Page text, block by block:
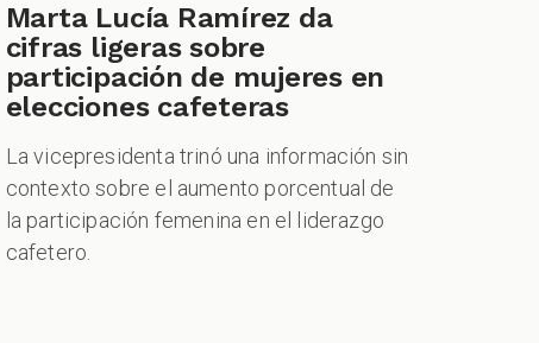
Marta Lucía Ramírez da
cifras ligeras sobre
participación de mujeres en
elecciones cafeteras
La vicepresidenta trinó una información sin
contexto sobre el aumento porcentual de
la participación femenina en el liderazgo
cafetero.